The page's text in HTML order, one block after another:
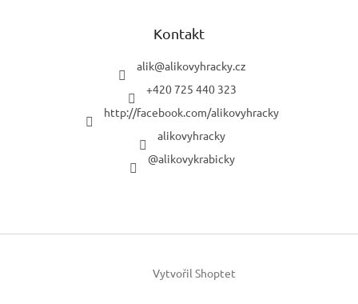
Kontakt
alik@alikovyhracky.cz
+420 725 440 323
http://facebook.com/alikovyhracky
alikovyhracky
@alikovykrabicky
Vytvořil Shoptet